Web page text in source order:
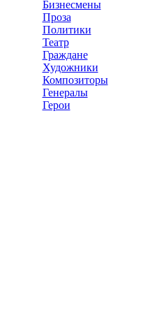
Бизнесмены
Проза
Политики
Театр
Граждане
Художники
Композиторы
Генералы
Герои